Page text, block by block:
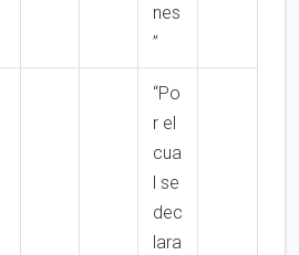
nes
”
“Po
r el
cua
l se
dec
lara